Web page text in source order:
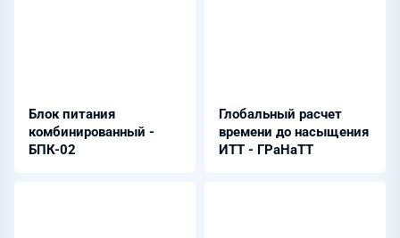
Блок питания
комбинированный -
БПК-02
Глобальный расчет
времени до насыщения
ИТТ - ГРаНаТТ